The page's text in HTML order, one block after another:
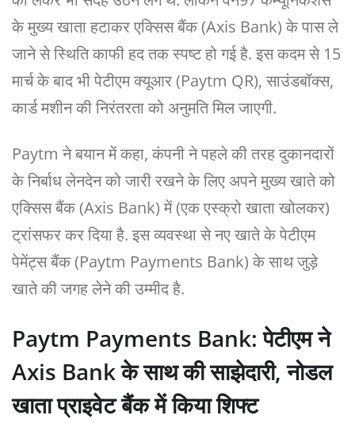
के मुख्य खाता हटाकर एक्सिस बैंक (Axis Bank) के पास ले
जाने से स्थिति काफी हद तक स्पष्ट हो गई है. इस कदम से 15
मार्च के बाद भी पेटीएम क्यूआर (Paytm QR), साउंडबॉक्स,
कार्ड मशीन की निरंतरता को अनुमति मिल जाएगी.
Paytm ने बयान में कहा, कंपनी ने पहले की तरह दुकानदारों
के निर्बाध लेनदेन को जारी रखने के लिए अपने मुख्य खाते को
एक्सिस बैंक (Axis Bank) में (एक एस्क्रो खाता खोलकर)
ट्रांसफर कर दिया है. इस व्यवस्था से नए खाते के पेटीएम
पेमेंट्स बैंक (Paytm Payments Bank) के साथ जुड़े
खाते की जगह लेने की उम्मीद है.
Paytm Payments Bank: पेटीएम ने
Axis Bank के साथ की साझेदारी, नोडल
खाता प्राइवेट बैंक में किया शिफ्ट